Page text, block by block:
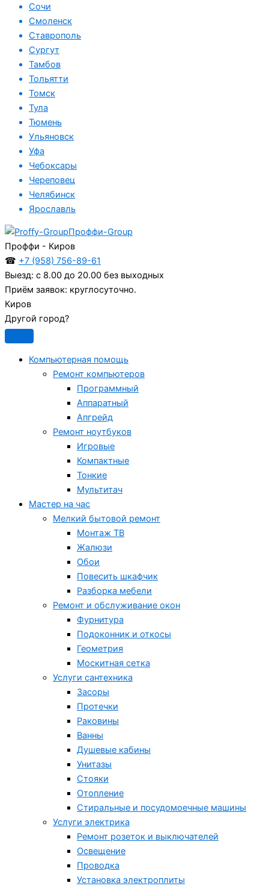
Сочи
Смоленск
Ставрополь
Сургут
Тамбов
Тольятти
Томск
Тула
Тюмень
Ульяновск
Уфа
Чебоксары
Череповец
Челябинск
Ярославль
Проффи-Group
Проффи - Киров
☎ +7 (958) 756-89-61
Выезд: с 8.00 до 20.00 без выходных
Приём заявок: круглосуточно.
Киров
Другой город?
Компьютерная помощь
Ремонт компьютеров
Программный
Аппаратный
Апгрейд
Ремонт ноутбуков
Игровые
Компактные
Тонкие
Мультитач
Мастер на час
Мелкий бытовой ремонт
Монтаж ТВ
Жалюзи
Обои
Повесить шкафчик
Разборка мебели
Ремонт и обслуживание окон
Фурнитура
Подоконник и откосы
Геометрия
Москитная сетка
Услуги сантехника
Засоры
Протечки
Раковины
Ванны
Душевые кабины
Унитазы
Стояки
Отопление
Стиральные и посудомоечные машины
Услуги электрика
Ремонт розеток и выключателей
Освещение
Проводка
Установка электроплиты